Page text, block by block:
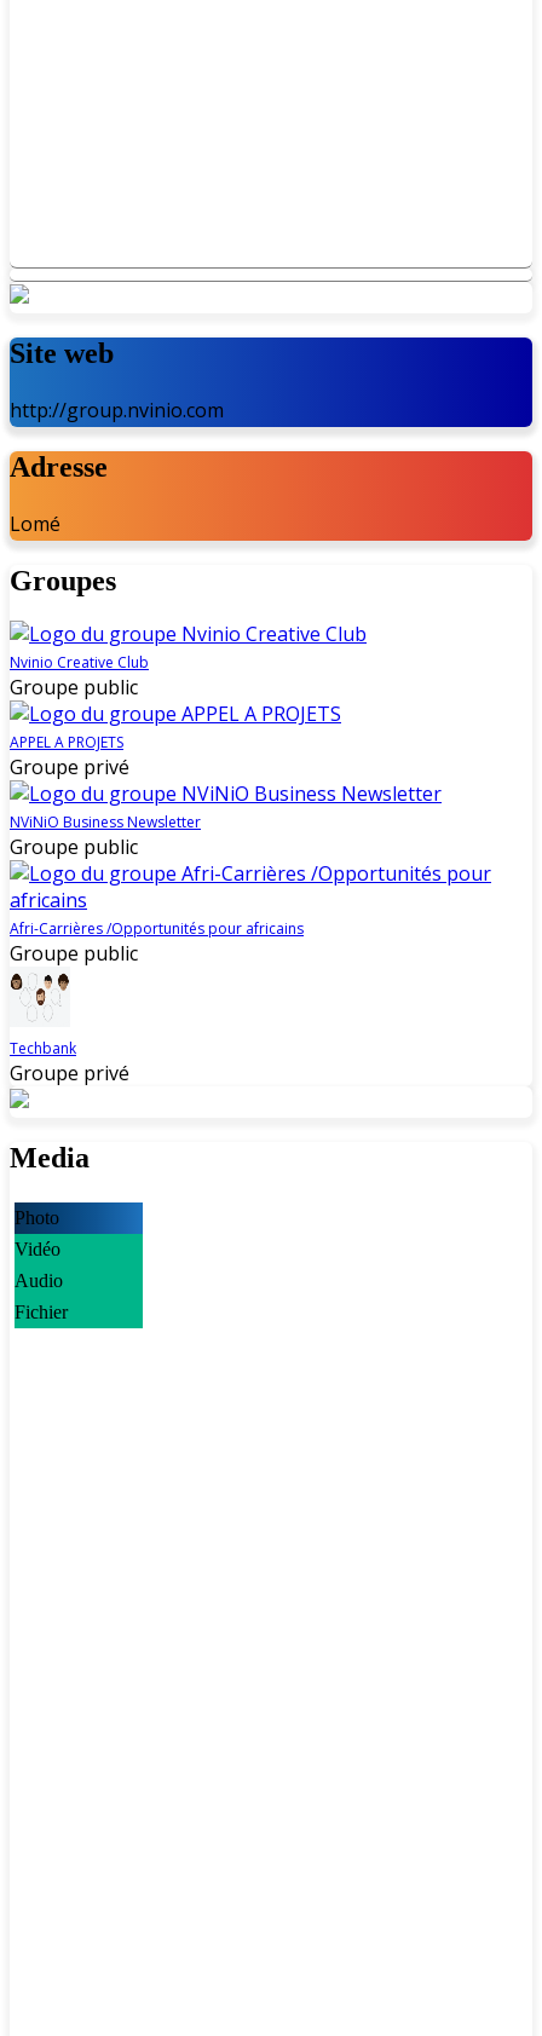
Site web
http://group.nvinio.com
Adresse
Lomé
Groupes
Nvinio Creative Club
Groupe public
APPEL A PROJETS
Groupe privé
NViNiO Business Newsletter
Groupe public
Afri-Carrières /Opportunités pour africains
Groupe public
Techbank
Groupe privé
Media
Photo
Vidéo
Audio
Fichier